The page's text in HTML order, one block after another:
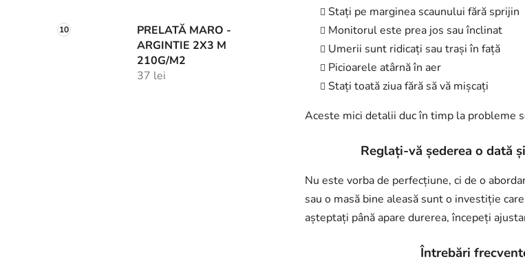
PRELATĂ MARO -
ARGINTIE 2X3 M
210G/M2
37 lei
Stați pe marginea scaunului fără sprijin
Monitorul este prea jos sau înclinat
Umerii sunt ridicați sau trași în față
Picioarele atârnă în aer
Stați toată ziua fără să vă mișcați
Aceste mici detalii duc în timp la probleme
Reglați-vă șederea o dată
Nu este vorba de perfecțiune, ci de o
sau o masă bine aleasă sunt o investiție
așteptați până apare durerea, începeți
Întrebări